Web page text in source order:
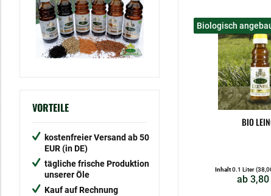
VORTEILE
kostenfreier Versand ab 50
EUR (in DE)
tägliche frische Produktion
unserer Öle
Kauf auf Rechnung
Biologisch
BIO
Inhalt0.1 Liter
ab